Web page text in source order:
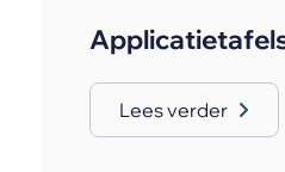
Lees verder